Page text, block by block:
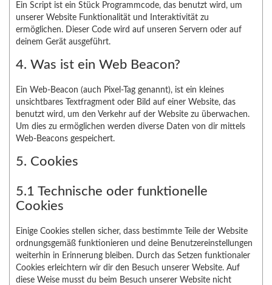
Ein Script ist ein Stück Programmcode, das benutzt wird, um
unserer Website Funktionalität und Interaktivität zu
ermöglichen. Dieser Code wird auf unseren Servern oder auf
deinem Gerät ausgeführt.
4. Was ist ein Web Beacon?
Ein Web-Beacon (auch Pixel-Tag genannt), ist ein kleines
unsichtbares Textfragment oder Bild auf einer Website, das
benutzt wird, um den Verkehr auf der Website zu überwachen.
Um dies zu ermöglichen werden diverse Daten von dir mittels
Web-Beacons gespeichert.
5. Cookies
5.1 Technische oder funktionelle
Cookies
Einige Cookies stellen sicher, dass bestimmte Teile der Website
ordnungsgemäß funktionieren und deine Benutzereinstellungen
weiterhin in Erinnerung bleiben. Durch das Setzen funktionaler
Cookies erleichtern wir dir den Besuch unserer Website. Auf
diese Weise musst du beim Besuch unserer Website nicht